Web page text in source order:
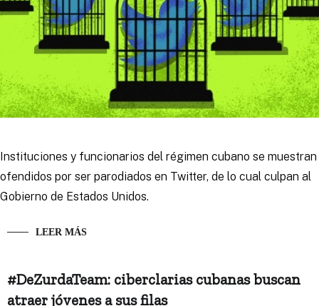
Instituciones y funcionarios del régimen cubano se muestran
ofendidos por ser parodiados en Twitter, de lo cual culpan al
Gobierno de Estados Unidos.
LEER MÁS
#DeZurdaTeam: ciberclarias cubanas buscan
atraer jóvenes a sus filas